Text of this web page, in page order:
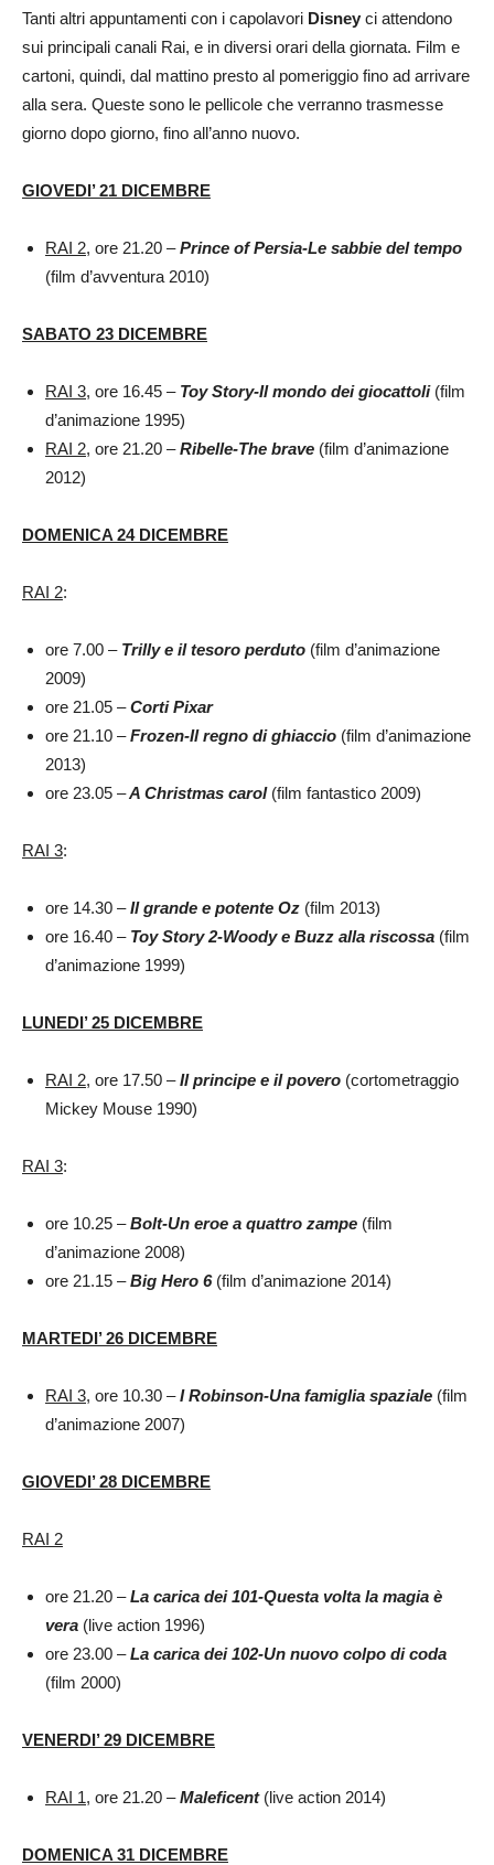
Tanti altri appuntamenti con i capolavori Disney ci attendono
sui principali canali Rai, e in diversi orari della giornata. Film e
cartoni, quindi, dal mattino presto al pomeriggio fino ad arrivare
alla sera. Queste sono le pellicole che verranno trasmesse
giorno dopo giorno, fino all’anno nuovo.
GIOVEDI’ 21 DICEMBRE
RAI 2, ore 21.20 –Prince of Persia-Le sabbie del tempo
(film d’avventura 2010)
SABATO 23 DICEMBRE
RAI 3, ore 16.45 – Toy Story-Il mondo dei giocattoli (film
d’animazione 1995)
RAI 2, ore 21.20 –Ribelle-The brave (film d’animazione
2012)
DOMENICA 24 DICEMBRE
RAI 2:
ore 7.00 – Trilly e il tesoro perduto (film d’animazione
2009)
ore 21.05 –Corti Pixar
ore 21.10 –Frozen-Il regno di ghiaccio (film d’animazione
2013)
ore 23.05 –A Christmas carol (film fantastico 2009)
RAI 3:
ore 14.30 –Il grande e potente Oz (film 2013)
ore 16.40 – Toy Story 2-Woody e Buzz alla riscossa (film
d’animazione 1999)
LUNEDI’ 25 DICEMBRE
RAI 2, ore 17.50 –Il principe e il povero (cortometraggio
Mickey Mouse 1990)
RAI 3:
ore 10.25 –Bolt-Un eroe a quattro zampe (film
d’animazione 2008)
ore 21.15 –Big Hero 6 (film d’animazione 2014)
MARTEDI’ 26 DICEMBRE
RAI 3, ore 10.30 – I Robinson-Una famiglia spaziale (film
d’animazione 2007)
GIOVEDI’ 28 DICEMBRE
RAI 2
ore 21.20 –La carica dei 101-Questa volta la magia è
vera (live action 1996)
ore 23.00 –La carica dei 102-Un nuovo colpo di coda
(film 2000)
VENERDI’ 29 DICEMBRE
RAI 1, ore 21.20 –Maleficent(live action 2014)
DOMENICA 31 DICEMBRE